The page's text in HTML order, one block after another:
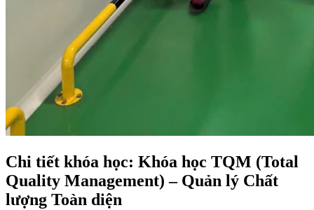
Chi tiết khóa học: Khóa học TQM (Total
Quality Management) – Quản lý Chất
lượng Toàn diện